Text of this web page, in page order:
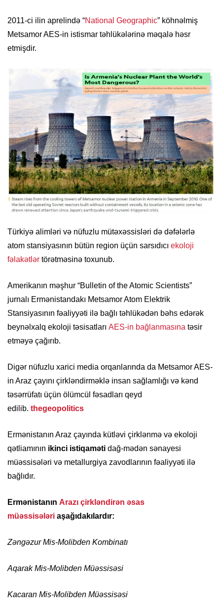
2011-ci ilin aprelində “National Geographic” köhnəlmiş
Metsamor AES-in istismar təhlükələrinə məqalə həsr
etmişdir.
Türkiyə alimləri və nüfuzlu mütəxəssisləri də dəfələrlə
atom stansiyasının bütün region üçün sarsıdıcı ekoloji
fəlakətlər törətməsinə toxunub.
Amerikanın məşhur “Bulletin of the Atomic Scientists”
jurnalı Ermənistandakı Metsamor Atom Elektrik
Stansiyasının fəaliyyəti ilə bağlı təhlükədən bəhs edərək
beynəlxalq ekoloji təsisatları AES-in bağlanmasına təsir
etməyə çağırıb.
Digər nüfuzlu xarici media orqanlarında da Metsamor AES-
in Araz çayını çirkləndirməklə insan sağlamlığı və kənd
təsərrüfatı üçün ölümcül fəsadları qeyd
edilib. thegeopolitics
Ermənistanın Araz çayında kütləvi çirklənmə və ekoloji
qətliamının ikinci istiqaməti dağ-mədən sənayesi
müəssisələri və metallurgiya zavodlarının fəaliyyəti ilə
bağlıdır.
Ermənistanın Arazı çirkləndirən əsas
müəssisələri aşağıdakılardır:
Zəngəzur Mis-Molibden Kombinatı
Aqarak Mis-Molibden Müəssisəsi
Kacaran Mis-Molibden Müəssisəsi